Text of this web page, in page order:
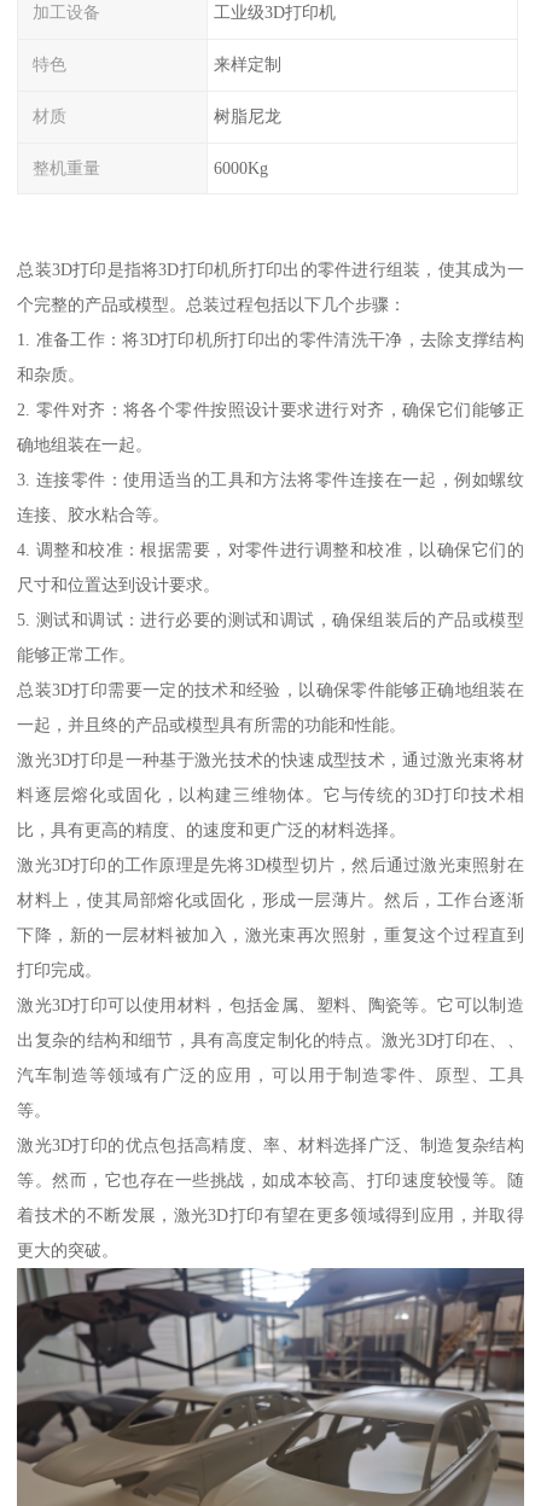
加工设备 工业级3D打印机
特色 来样定制
材质 树脂尼龙
整机重量 6000Kg
总装3D打印是指将3D打印机所打印出的零件进行组装，使其成为一
个完整的产品或模型。总装过程包括以下几个步骤：
1. 准备工作：将3D打印机所打印出的零件清洗干净，去除支撑结构
和杂质。
2. 零件对齐：将各个零件按照设计要求进行对齐，确保它们能够正
确地组装在一起。
3. 连接零件：使用适当的工具和方法将零件连接在一起，例如螺纹
连接、胶水粘合等。
4. 调整和校准：根据需要，对零件进行调整和校准，以确保它们的
尺寸和位置达到设计要求。
5. 测试和调试：进行必要的测试和调试，确保组装后的产品或模型
能够正常工作。
总装3D打印需要一定的技术和经验，以确保零件能够正确地组装在
一起，并且终的产品或模型具有所需的功能和性能。
激光3D打印是一种基于激光技术的快速成型技术，通过激光束将材
料逐层熔化或固化，以构建三维物体。它与传统的3D打印技术相
比，具有更高的精度、的速度和更广泛的材料选择。
激光3D打印的工作原理是先将3D模型切片，然后通过激光束照射在
材料上，使其局部熔化或固化，形成一层薄片。然后，工作台逐渐
下降，新的一层材料被加入，激光束再次照射，重复这个过程直到
打印完成。
激光3D打印可以使用材料，包括金属、塑料、陶瓷等。它可以制造
出复杂的结构和细节，具有高度定制化的特点。激光3D打印在、、
汽车制造等领域有广泛的应用，可以用于制造零件、原型、工具
等。
激光3D打印的优点包括高精度、率、材料选择广泛、制造复杂结构
等。然而，它也存在一些挑战，如成本较高、打印速度较慢等。随
着技术的不断发展，激光3D打印有望在更多领域得到应用，并取得
更大的突破。